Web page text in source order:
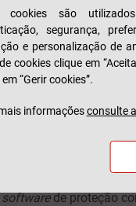
os cartões
tiver sido
suspeitas e
futuros
simples de minimizar
diferentes e
as guardar, caso
fatores nas suas
o que tornará muito
softwarede proteção
cookies são
segurança,
e personalização de
cookies clique em
“Gerir cookies”.
informaçõesconsulte